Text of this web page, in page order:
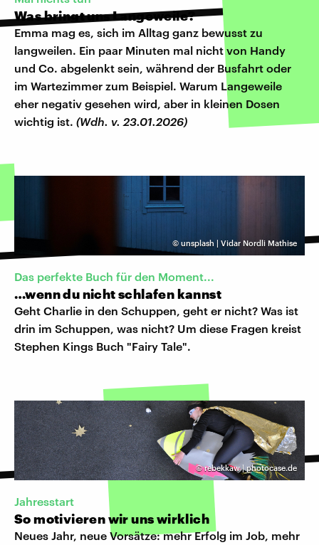
Was bringt uns Langeweile?
Emma mag es, sich im Alltag ganz bewusst zu
langweilen. Ein paar Minuten mal nicht von Handy
und Co. abgelenkt sein, während der Busfahrt oder
im Wartezimmer zum Beispiel. Warum Langeweile
eher negativ gesehen wird, aber in kleinen Dosen
wichtig ist. (Wdh. v. 23.01.2026)
© unsplash | Vidar Nordli Mathise
Das perfekte Buch für den Moment...
…wenn du nicht schlafen kannst
Geht Charlie in den Schuppen, geht er nicht? Was ist
drin im Schuppen, was nicht? Um diese Fragen kreist
Stephen Kings Buch "Fairy Tale".
©rebekkaw | photocase.de
Jahresstart
So motivieren wir uns wirklich
Neues Jahr, neue Vorsätze: mehr Erfolg im Job, mehr